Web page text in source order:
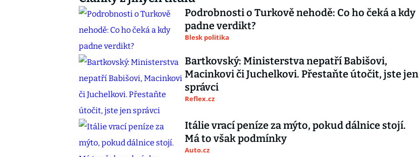
Podrobnosti o Turkově nehodě: Co ho čeká a kdy
padne verdikt?
Blesk politika
Bartkovský: Ministerstva nepatří Babišovi,
Macinkovi či Juchelkovi. Přestaňte útočit, jste jen
správci
Reflex.cz
Itálie vrací peníze za mýto, pokud dálnice stojí.
Má to však podmínky
Auto.cz